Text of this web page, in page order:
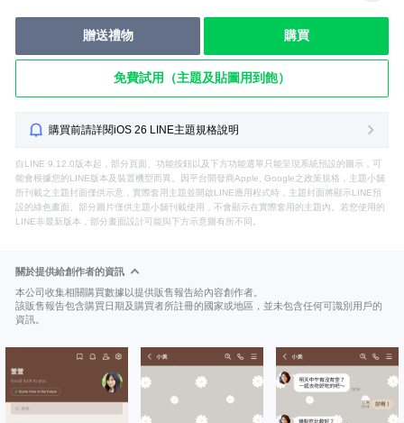
贈送禮物 購買
免費試用（主題及貼圖用到飽）
購買前請詳閱iOS 26 LINE主題規格說明
自LINE 9.12.0版本起，部分頁面、功能按鈕以及下方功能選單只能呈現系統預設的圖示，可
能會根據您的LINE版本及裝置機型而異。因平台開發商Apple, Google之政策規格，主題小舖
所刊載之主題封面僅供示意，實際套用主題並開啟LINE應用程式時，主題封面將顯示LINE預
設的綠色畫面。部分圖片僅供主題小舖刊載使用，不會顯示在實際套用的主題內。若您使用的
LINE非最新版本，部分畫面設計可能與下方示意圖有所不同。
關於提供給創作者的資訊
本公司收集相關購買數據以提供販售報告給內容創作者。
該販售報告包含購買日期及購買者所註冊的國家或地區，並未包含任何可識別用戶的
資訊。